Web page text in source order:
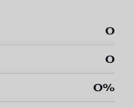
0
0
0%